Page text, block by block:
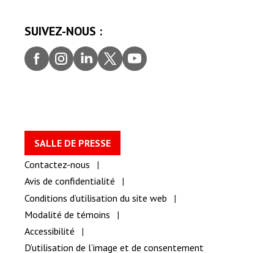
SUIVEZ-NOUS :
Faceb
ook
Insta
gram
Linke
dIn
Twitt
er
youtu
be
SALLE DE PRESSE
Contactez-nous
Avis de confidentialité
Conditions d’utilisation du site web
Modalité de témoins
Accessibilité
D’utilisation de l’image et de consentement